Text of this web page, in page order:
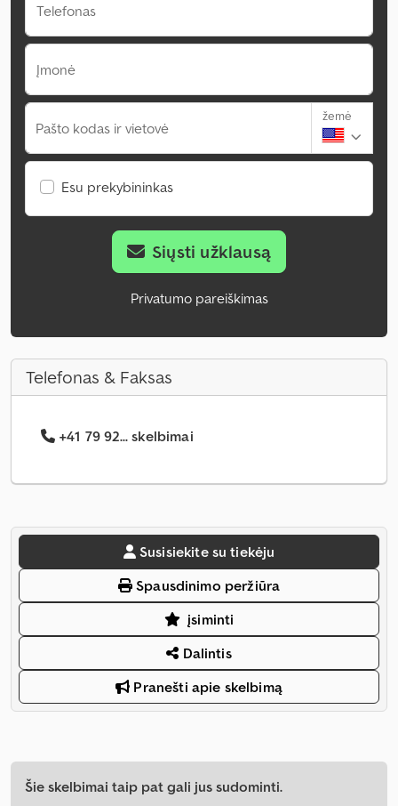
Telefonas
Įmonė
Pašto kodas ir vietovė
žemė
Esu prekybininkas
Siųsti užklausą
Privatumo pareiškimas
Telefonas & Faksas
+41 79 92... skelbimai
Susisiekite su tiekėju
Spausdinimo peržiūra
įsiminti
Dalintis
Pranešti apie skelbimą
Šie skelbimai taip pat gali jus sudominti.